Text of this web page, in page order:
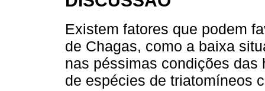
Existem fatores que podem
de Chagas, como a baixa
nas péssimas condições das
de espécies de triatomíneos